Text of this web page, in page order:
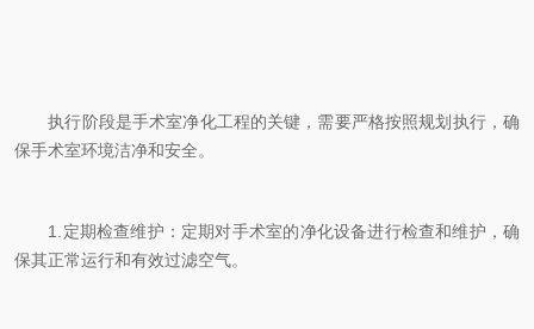
执行阶段是手术室净化工程的关键，需要严格按照规划执行，确
保手术室环境洁净和安全。
1.定期检查维护：定期对手术室的净化设备进行检查和维护，确
保其正常运行和有效过滤空气。